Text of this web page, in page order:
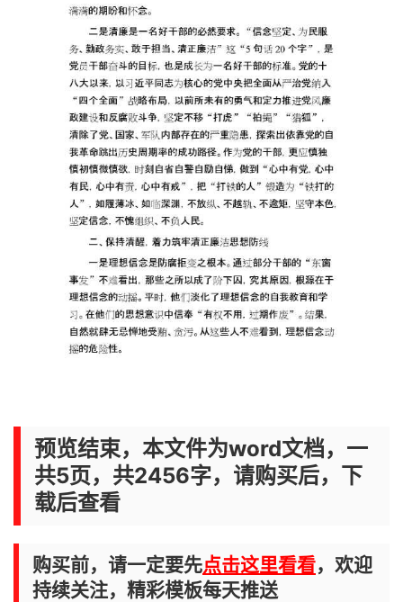
预览结束，本文件为word文档，一
共5页，共2456字，请购买后，下
载后查看
购买前，请一定要先点击这里看看，欢迎
持续关注，精彩模板每天推送